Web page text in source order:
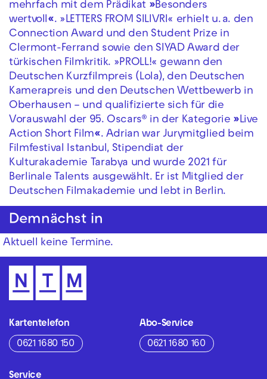
mehrfach mit dem Prädikat »Besonders
wertvoll«. »LETTERS FROM SILIVRI« erhielt u. a. den
Connection Award und den Student Prize in
Clermont-Ferrand sowie den SIYAD Award der
türkischen Filmkritik. »PROLL!« gewann den
Deutschen Kurzfilmpreis (Lola), den Deutschen
Kamerapreis und den Deutschen Wettbewerb in
Oberhausen – und qualifizierte sich für die
Vorauswahl der 95. Oscars® in der Kategorie »Live
Action Short Film«. Adrian war Jurymitglied beim
Filmfestival Istanbul, Stipendiat der
Kulturakademie Tarabya und wurde 2021 für
Berlinale Talents ausgewählt. Er ist Mitglied der
Deutschen Filmakademie und lebt in Berlin.
Demnächst in
Aktuell keine Termine.
Kartentelefon
0621 1680 150
Abo-Service
0621 1680 160
Service